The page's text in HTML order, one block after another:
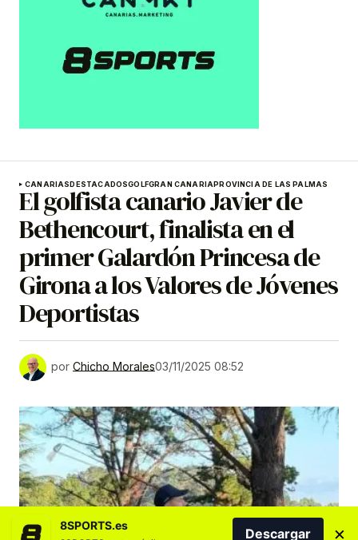
CANARIASDESTACADOSGOLFGRAN CANARIAPROVINCIA DE LAS PALMAS
El golfista canario Javier de
Bethencourt, finalista en el
primer Galardón Princesa de
Girona a los Valores de Jóvenes
Deportistas
por Chicho Morales03/11/2025 08:52
8SPORTS.es
Descargar ×